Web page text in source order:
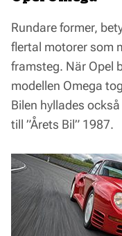
Rundare former,
flertal motorer som
framsteg. När Opel
modellen Omega
Bilen hyllades
till ”Årets Bil” 1987.